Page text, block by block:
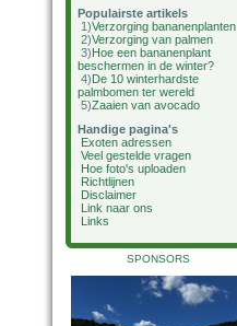
Populairste artikels
1)Verzorging bananenplanten
2)Verzorging van palmen
3)Hoe een bananenplant
beschermen in de winter?
4)De 10 winterhardste
palmbomen ter wereld
5)Zaaien van avocado
Handige pagina's
Exoten adressen
Veel gestelde vragen
Hoe foto's uploaden
Richtlijnen
Disclaimer
Link naar ons
Links
SPONSORS